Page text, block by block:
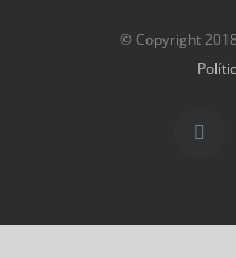
© Copyright